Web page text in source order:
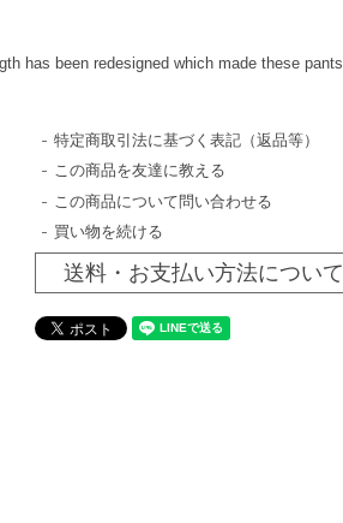
has been redesigned which made these pants
特定商取引法に基づく表記（返品等）
この商品を友達に教える
この商品について問い合わせる
買い物を続ける
送料・お支払い方法について